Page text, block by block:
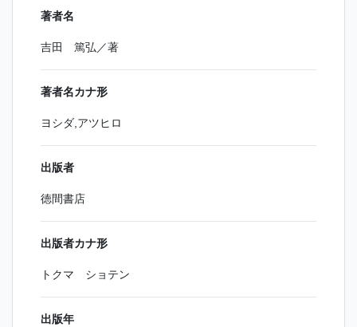
著者名
吉田 篤弘／著
著者名カナ形
ヨシダ,アツヒロ
出版者
徳間書店
出版者カナ形
トクマ ショテン
出版年